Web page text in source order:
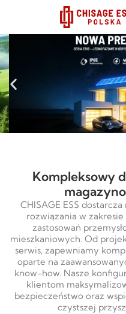
容
Kompleksowy
CHISAGE ESS
rozwiązania w
zastosowań
mieszkaniowych. Od
serwis, zapewniamy
oparte na
know-how. Nasze
klientom
bezpieczeństwo oraz
czystszej